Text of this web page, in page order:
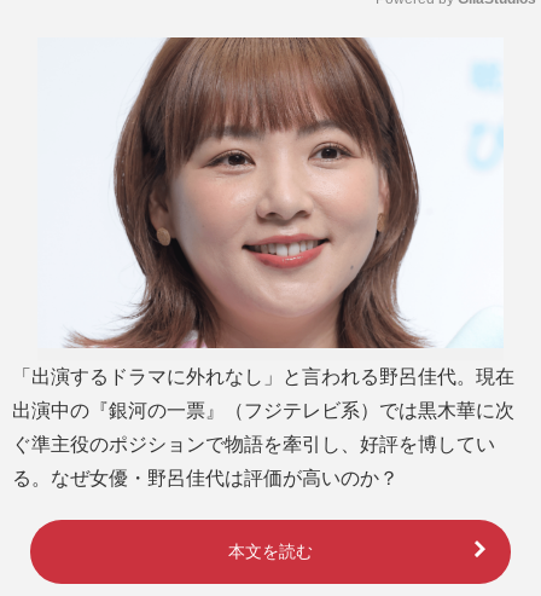
「出演するドラマに外れなし」と言われる野呂佳代。現在
出演中の『銀河の一票』（フジテレビ系）では黒木華に次
ぐ準主役のポジションで物語を牽引し、好評を博してい
る。なぜ女優・野呂佳代は評価が高いのか？
本文を読む